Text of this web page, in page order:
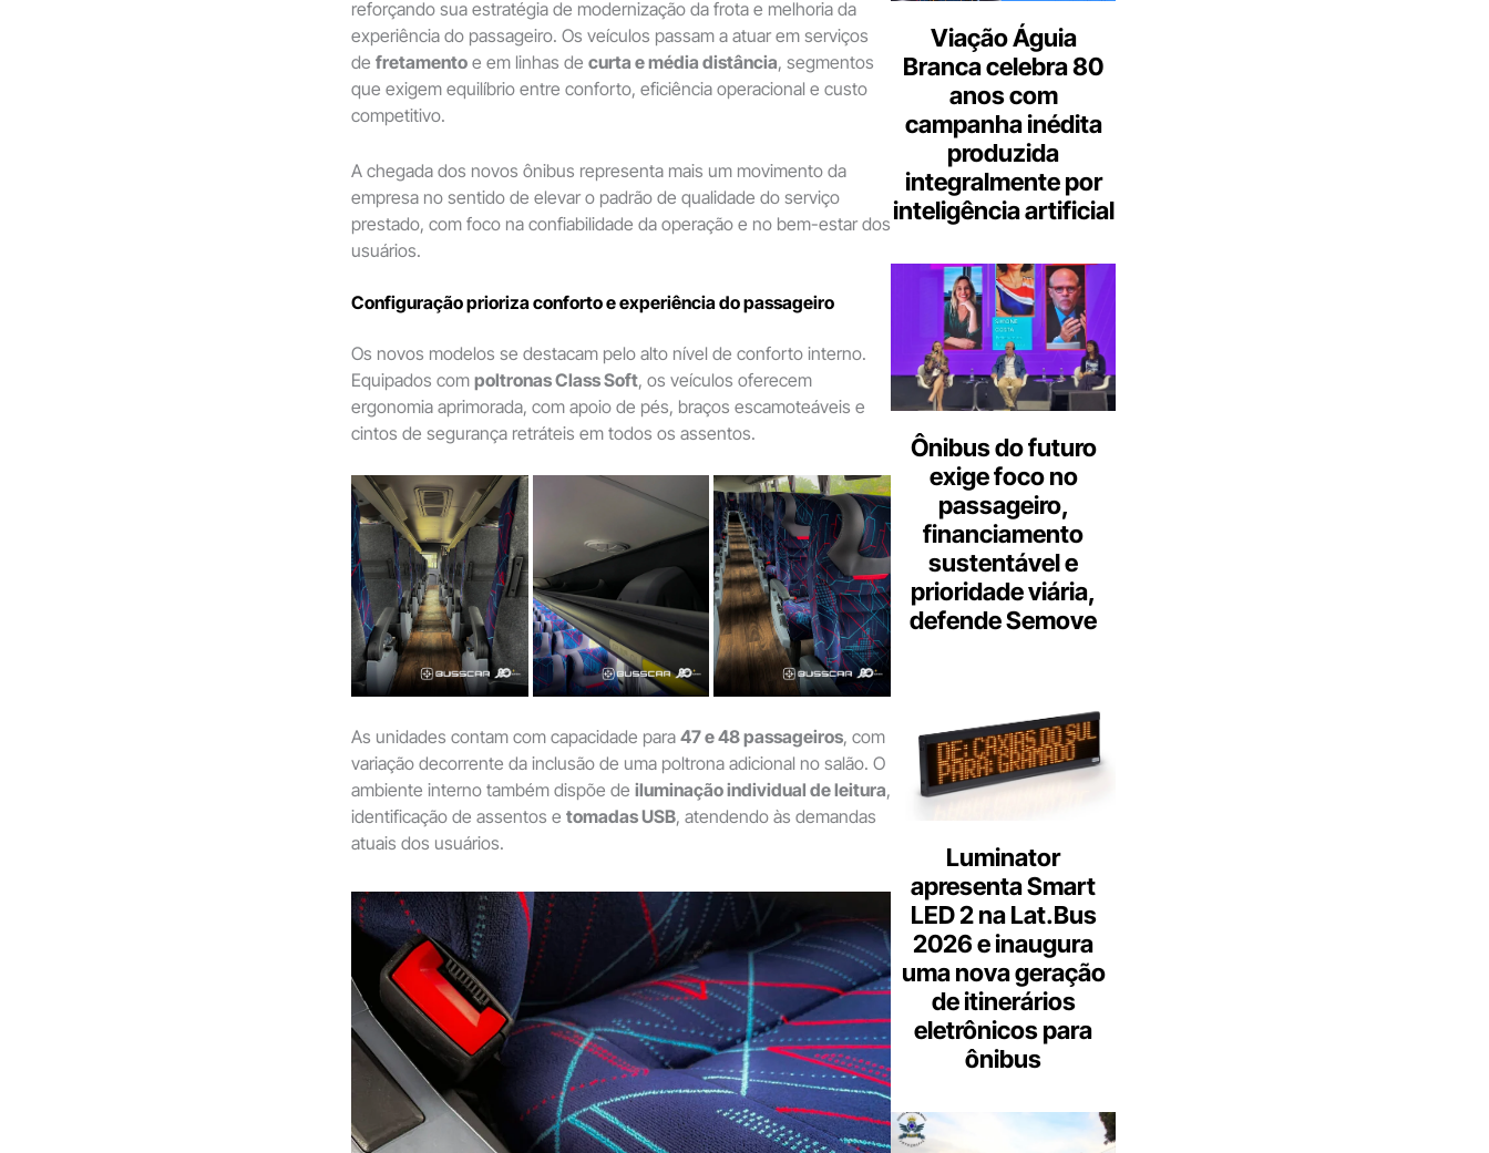
reforçando sua estratégia de modernização da frota e melhoria da
experiência do passageiro. Os veículos passam a atuar em serviços
de fretamento e em linhas de curta e média distância, segmentos
que exigem equilíbrio entre conforto, eficiência operacional e custo
competitivo.
A chegada dos novos ônibus representa mais um movimento da
empresa no sentido de elevar o padrão de qualidade do serviço
prestado, com foco na confiabilidade da operação e no bem-estar dos
usuários.
Configuração prioriza conforto e experiência do passageiro
Os novos modelos se destacam pelo alto nível de conforto interno.
Equipados com poltronas Class Soft, os veículos oferecem
ergonomia aprimorada, com apoio de pés, braços escamoteáveis e
cintos de segurança retráteis em todos os assentos.
As unidades contam com capacidade para 47 e 48 passageiros, com
variação decorrente da inclusão de uma poltrona adicional no salão. O
ambiente interno também dispõe de iluminação individual de leitura,
identificação de assentos e tomadas USB, atendendo às demandas
atuais dos usuários.
Viação Águia
Branca celebra 80
anos com
campanha inédita
produzida
integralmente por
inteligência artificial
Ônibus do futuro
exige foco no
passageiro,
financiamento
sustentável e
prioridade viária,
defende Semove
Luminator
apresenta Smart
LED 2 na Lat.Bus
2026 e inaugura
uma nova geração
de itinerários
eletrônicos para
ônibus